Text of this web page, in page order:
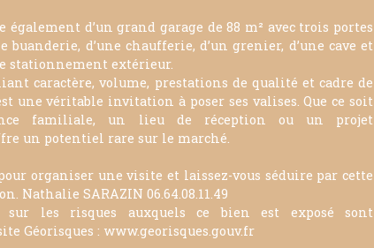
également d’un grand garage de 88 m² avec trois portes
buanderie, d’une chaufferie, d’un grenier, d’une cave et
stationnement extérieur.
caractère, volume, prestations de qualité et cadre de
une véritable invitation à poser ses valises. Que ce soit
familiale, un lieu de réception ou un projet
un potentiel rare sur le marché.
organiser une visite et laissez-vous séduire par cette
Nathalie SARAZIN 06.64.08.11.49
sur les risques auxquels ce bien est exposé sont
Géorisques : www.georisques.gouv.fr